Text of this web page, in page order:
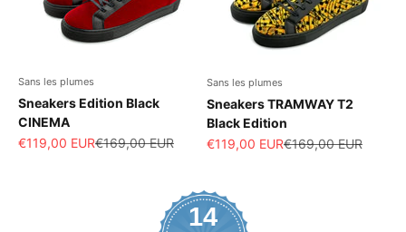
Sans les plumes
Sneakers Edition Black
CINEMA
Prix de vente
€119,00 EURPrix normal
€169,00 EUR
Sans les plumes
Sneakers TRAMWAY T2
Black Edition
Prix de vente
€119,00 EURPrix normal
€169,00 EUR
14